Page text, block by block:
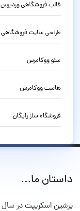
قالب فروشگاهی وردپرس
طراحی سایت فروشگاهی
سئو ووکامرس
هاست ووکامرس
فروشگاه ساز رایگان
داستان ما...